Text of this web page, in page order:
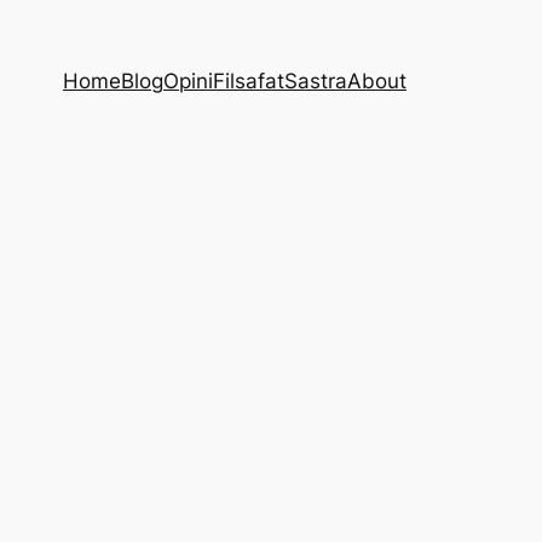
HomeBlogOpiniFilsafatSastraAbout